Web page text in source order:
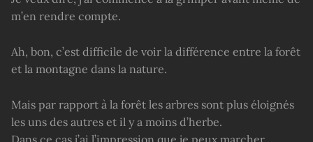
m’en rendre compte.
Ah, bon, c’est difficile de voir la différence entre la forêt
et la montagne dans la nature.
Mais par rapport à la forêt les arbres sont plus éloignés
les uns des autres et il y a moins d’herbe.
Dans ce cas j’ai l’impression que je peux marcher